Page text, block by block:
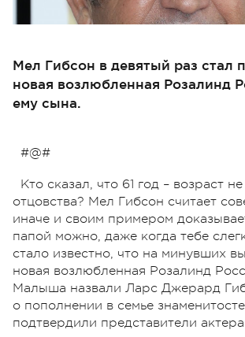
Мел Гибсон в девятый раз стал
новая возлюбленная Розалинд
ему сына.
#@#
Кто сказал, что 61 год – возраст
отцовства? Мел Гибсон считает
иначе и своим примером
папой можно, даже когда тебе
стало известно, что на минувших
новая возлюбленная Розалинд
Малыша назвали Ларс Джерард
о пополнении в семье
подтвердили представители